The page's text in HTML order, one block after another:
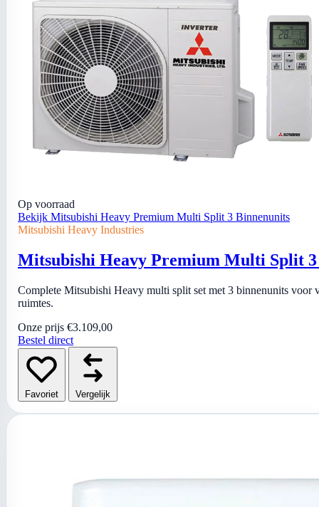
Op voorraad
Bekijk Mitsubishi Heavy Premium Multi Split 3 Binnenunits
Mitsubishi Heavy Industries
Mitsubishi Heavy Premium Multi Split
Complete Mitsubishi Heavy multi split set met 3 binnenunits voor
ruimtes.
Onze prijs €3.109,00
Bestel direct
Favoriet Vergelijk